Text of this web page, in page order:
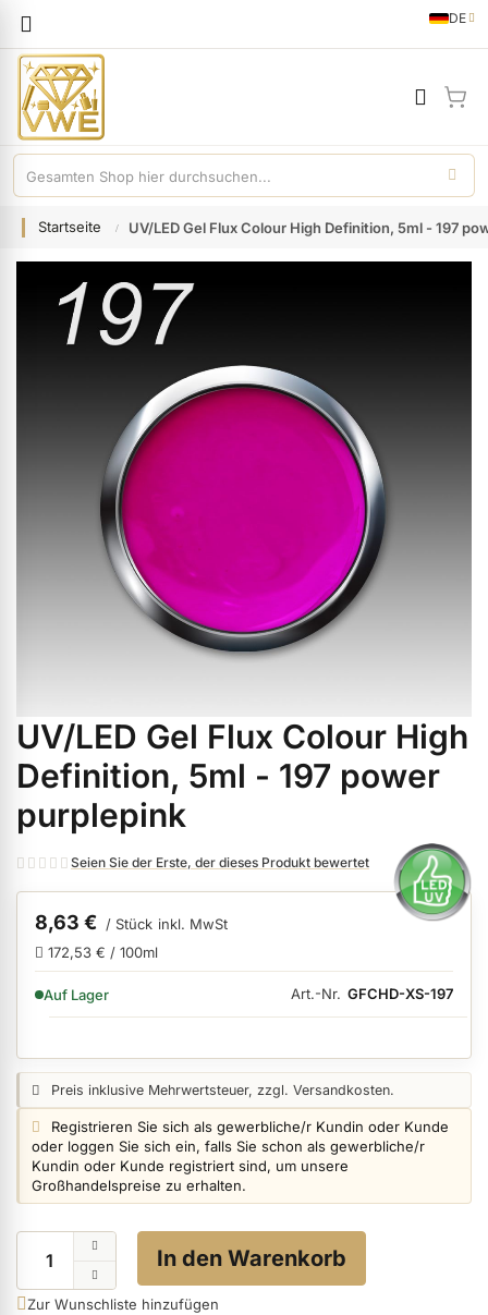
Sprache
DE
German
Weihnachtsmarkt anzeigen
Gel anzeigen
Gel Polish anzeigen
Acryl anzeigen
Nagellack & Flüssigkeiten anzeigen
NailArt anzeigen
Hygiene anzeigen
Skintrix anzeigen
Hand- & Körperpflege anzeigen
Startseite UV/LED Gel Flux Colour High Definition, 5ml - 197
Zum
Anfang
der
Bildgalerie
springen
UV/LED Gel Flux Colour High
Definition, 5ml - 197 power
purplepink
Seien Sie der Erste, der dieses Produkt bewertet
8,63 € / Stück inkl. MwSt
172,53 € / 100ml
VERFÜGBARKEIT:
Auf Lager Art.-Nr. GFCHD-XS-197
Preisangabe:
Preis inklusive Mehrwertsteuer, zzgl. Versandkosten.
Login info:
Registrieren Sie sich als gewerbliche/r Kundin oder Kunde
oder loggen Sie sich ein, falls Sie schon als gewerbliche/r
Kundin oder Kunde registriert sind, um unsere
Großhandelspreise zu erhalten.
In den Warenkorb
Zur Wunschliste hinzufügen